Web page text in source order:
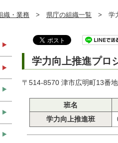
織・業務 > 県庁の組織一覧 > 学
学力向上推進プロ
〒514-8570 津市広明町13番地
班名
学力向上推進班